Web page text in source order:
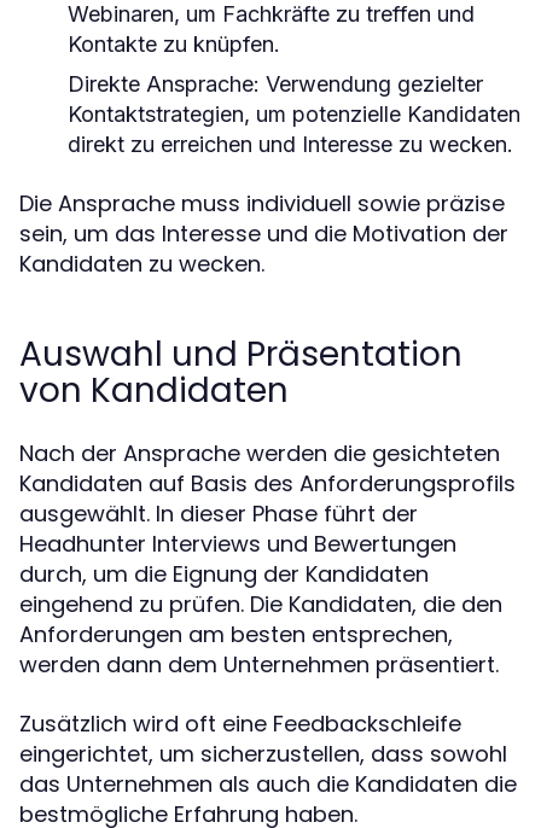
Webinaren, um Fachkräfte zu treffen und
Kontakte zu knüpfen.
Direkte Ansprache: Verwendung gezielter
Kontaktstrategien, um potenzielle Kandidaten
direkt zu erreichen und Interesse zu wecken.
Die Ansprache muss individuell sowie präzise
sein, um das Interesse und die Motivation der
Kandidaten zu wecken.
Auswahl und Präsentation
von Kandidaten
Nach der Ansprache werden die gesichteten
Kandidaten auf Basis des Anforderungsprofils
ausgewählt. In dieser Phase führt der
Headhunter Interviews und Bewertungen
durch, um die Eignung der Kandidaten
eingehend zu prüfen. Die Kandidaten, die den
Anforderungen am besten entsprechen,
werden dann dem Unternehmen präsentiert.
Zusätzlich wird oft eine Feedbackschleife
eingerichtet, um sicherzustellen, dass sowohl
das Unternehmen als auch die Kandidaten die
bestmögliche Erfahrung haben.